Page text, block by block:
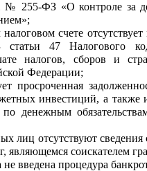
№ 255-ФЗ «О контроле за
счете
47 Налогового
налогов, сборов и
Федерации;
просроченная
инвестиций, а также
по денежным
лиц отсутствуют
являющемся соискателем
введена процедура